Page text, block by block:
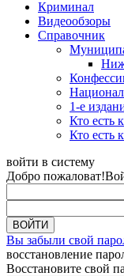
Криминал
Видеообзоры
Справочник
1-е
Кто есть
Кто есть
войти в систему
Добро пожаловат!
Вы забыли свой
восстановление
Восстановите свой